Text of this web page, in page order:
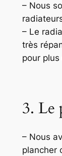
– Nous
– Le
très
pour plus
3. Le
– Nous
plancher